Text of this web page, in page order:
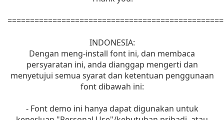
INDONESIA:
Dengan meng-install font ini, dan membaca
persyaratan ini, anda dianggap mengerti dan
menyetujui semua syarat dan ketentuan penggunaan
font dibawah ini:
- Font demo ini hanya dapat digunakan untuk